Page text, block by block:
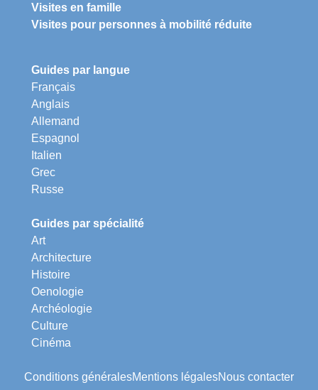
Visites en famille
Visites pour personnes à mobilité réduite
Guides par langue
Français
Anglais
Allemand
Espagnol
Italien
Grec
Russe
Guides par spécialité
Art
Architecture
Histoire
Oenologie
Archéologie
Culture
Cinéma
Conditions généralesMentions légalesNous contacter